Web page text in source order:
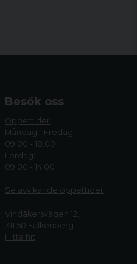
Besök oss
Öppettider
Måndag - Fredag:
09.00 - 18.00
Lördag:
09.00 - 14.00
Se avvikande öppettider
Vindåkersvägen 12,
311 50 Falkenberg
Hitta hit